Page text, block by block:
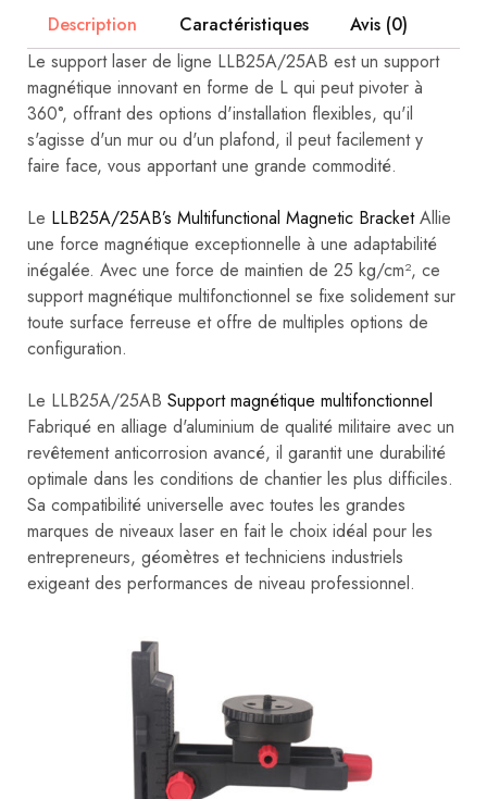
Description Caractéristiques
Avis (0)
Le support laser de ligne LLB25A/25AB est un support
magnétique innovant en forme de L qui peut pivoter à
360°, offrant des options d'installation flexibles, qu'il
s'agisse d'un mur ou d'un plafond, il peut facilement y
faire face, vous apportant une grande commodité.
Le LLB25A/25AB’s Multifunctional Magnetic BracketAllie
une force magnétique exceptionnelle à une adaptabilité
inégalée. Avec une force de maintien de 25 kg/cm², ce
support magnétique multifonctionnel se fixe solidement sur
toute surface ferreuse et offre de multiples options de
configuration.
Le LLB25A/25AB Support magnétique multifonctionnel
Fabriqué en alliage d'aluminium de qualité militaire avec un
revêtement anticorrosion avancé, il garantit une durabilité
optimale dans les conditions de chantier les plus difficiles.
Sa compatibilité universelle avec toutes les grandes
marques de niveaux laser en fait le choix idéal pour les
entrepreneurs, géomètres et techniciens industriels
exigeant des performances de niveau professionnel.